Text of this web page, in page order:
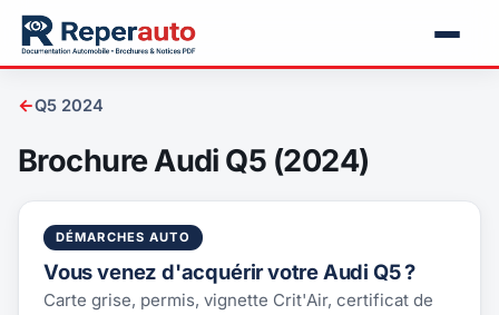
←Q5 2024
Brochure Audi Q5 (2024)
DÉMARCHES AUTO
Vous venez d'acquérir votre Audi Q5 ?
Carte grise, permis, vignette Crit'Air, certificat de